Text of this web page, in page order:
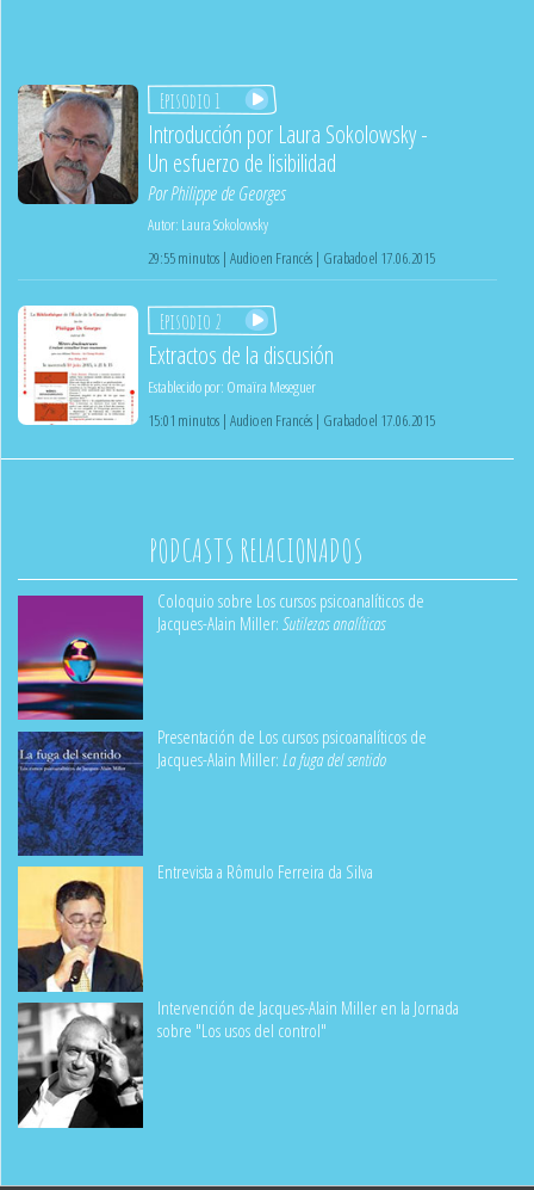
Episodio 1
Introducción por Laura Sokolowsky -
Un esfuerzo de lisibilidad
PorPhilippe de Georges
Autor: Laura Sokolowsky
29:55 minutos | Audio en Francés | Grabado el 17.06.2015
Episodio 2
Extractos de la discusión
Establecido por: Omaïra Meseguer
15:01 minutos | Audio en Francés | Grabado el 17.06.2015
PODCASTS RELACIONADOS
Coloquio sobre Los cursos psicoanalíticos de
Jacques-Alain Miller: Sutilezas analíticas
Presentación de Los cursos psicoanalíticos de
Jacques-Alain Miller:La fuga del sentido
Entrevista a Rômulo Ferreira da Silva
Intervención de Jacques-Alain Miller en la Jornada
sobre "Los usos del control"